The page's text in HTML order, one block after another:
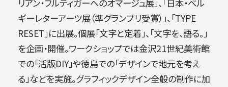
リアン・フルティガーへのオマージュ展」、「日本・ベル
ギーレターアーツ展（準グランプリ受賞）」、「TYPE
RESET」に出展。個展「文字と定着」、「文字を、語る。」
を企画・開催。ワークショップでは金沢21世紀美術館
での「活版DIY」や徳島での「デザインで地元を考え
る」などを実施。グラフィックデザイン全般の制作に加